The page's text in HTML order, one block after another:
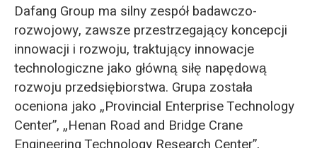
Dafang Group ma silny zespół badawczo-
rozwojowy, zawsze przestrzegający koncepcji
innowacji i rozwoju, traktujący innowacje
technologiczne jako główną siłę napędową
rozwoju przedsiębiorstwa. Grupa została
oceniona jako „Provincial Enterprise Technology
Center”, „Henan Road and Bridge Crane